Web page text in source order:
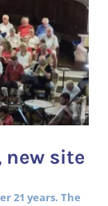
new site
21 years. The